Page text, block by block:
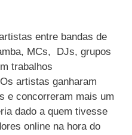
entre bandas de
MCs, DJs, grupos
trabalhos
artistas ganharam
e concorreram mais um
dado a quem tivesse
online na hora do